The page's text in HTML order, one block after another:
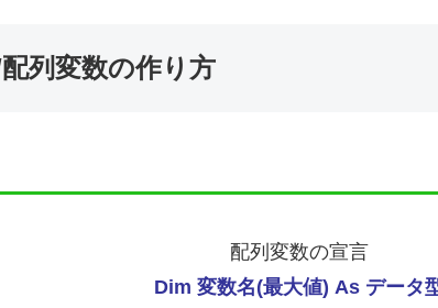
列変数の作り方
配列変数の宣言
Dim 変数名(最大値) As データ